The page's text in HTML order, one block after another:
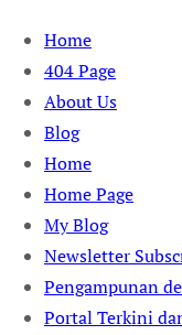
Skip
content
Home
404 Page
About Us
Blog
Home
Home Page
My Blog
Newsletter
Pengampunan
Portal Terkini